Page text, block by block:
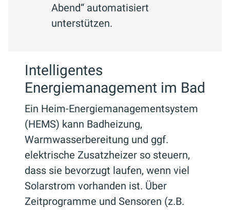
Abend“ automatisiert
unterstützen.
Intelligentes
Energiemanagement im Bad
Ein Heim-Energiemanagementsystem
(HEMS) kann Badheizung,
Warmwasserbereitung und ggf.
elektrische Zusatzheizer so steuern,
dass sie bevorzugt laufen, wenn viel
Solarstrom vorhanden ist. Über
Zeitprogramme und Sensoren (z.B.